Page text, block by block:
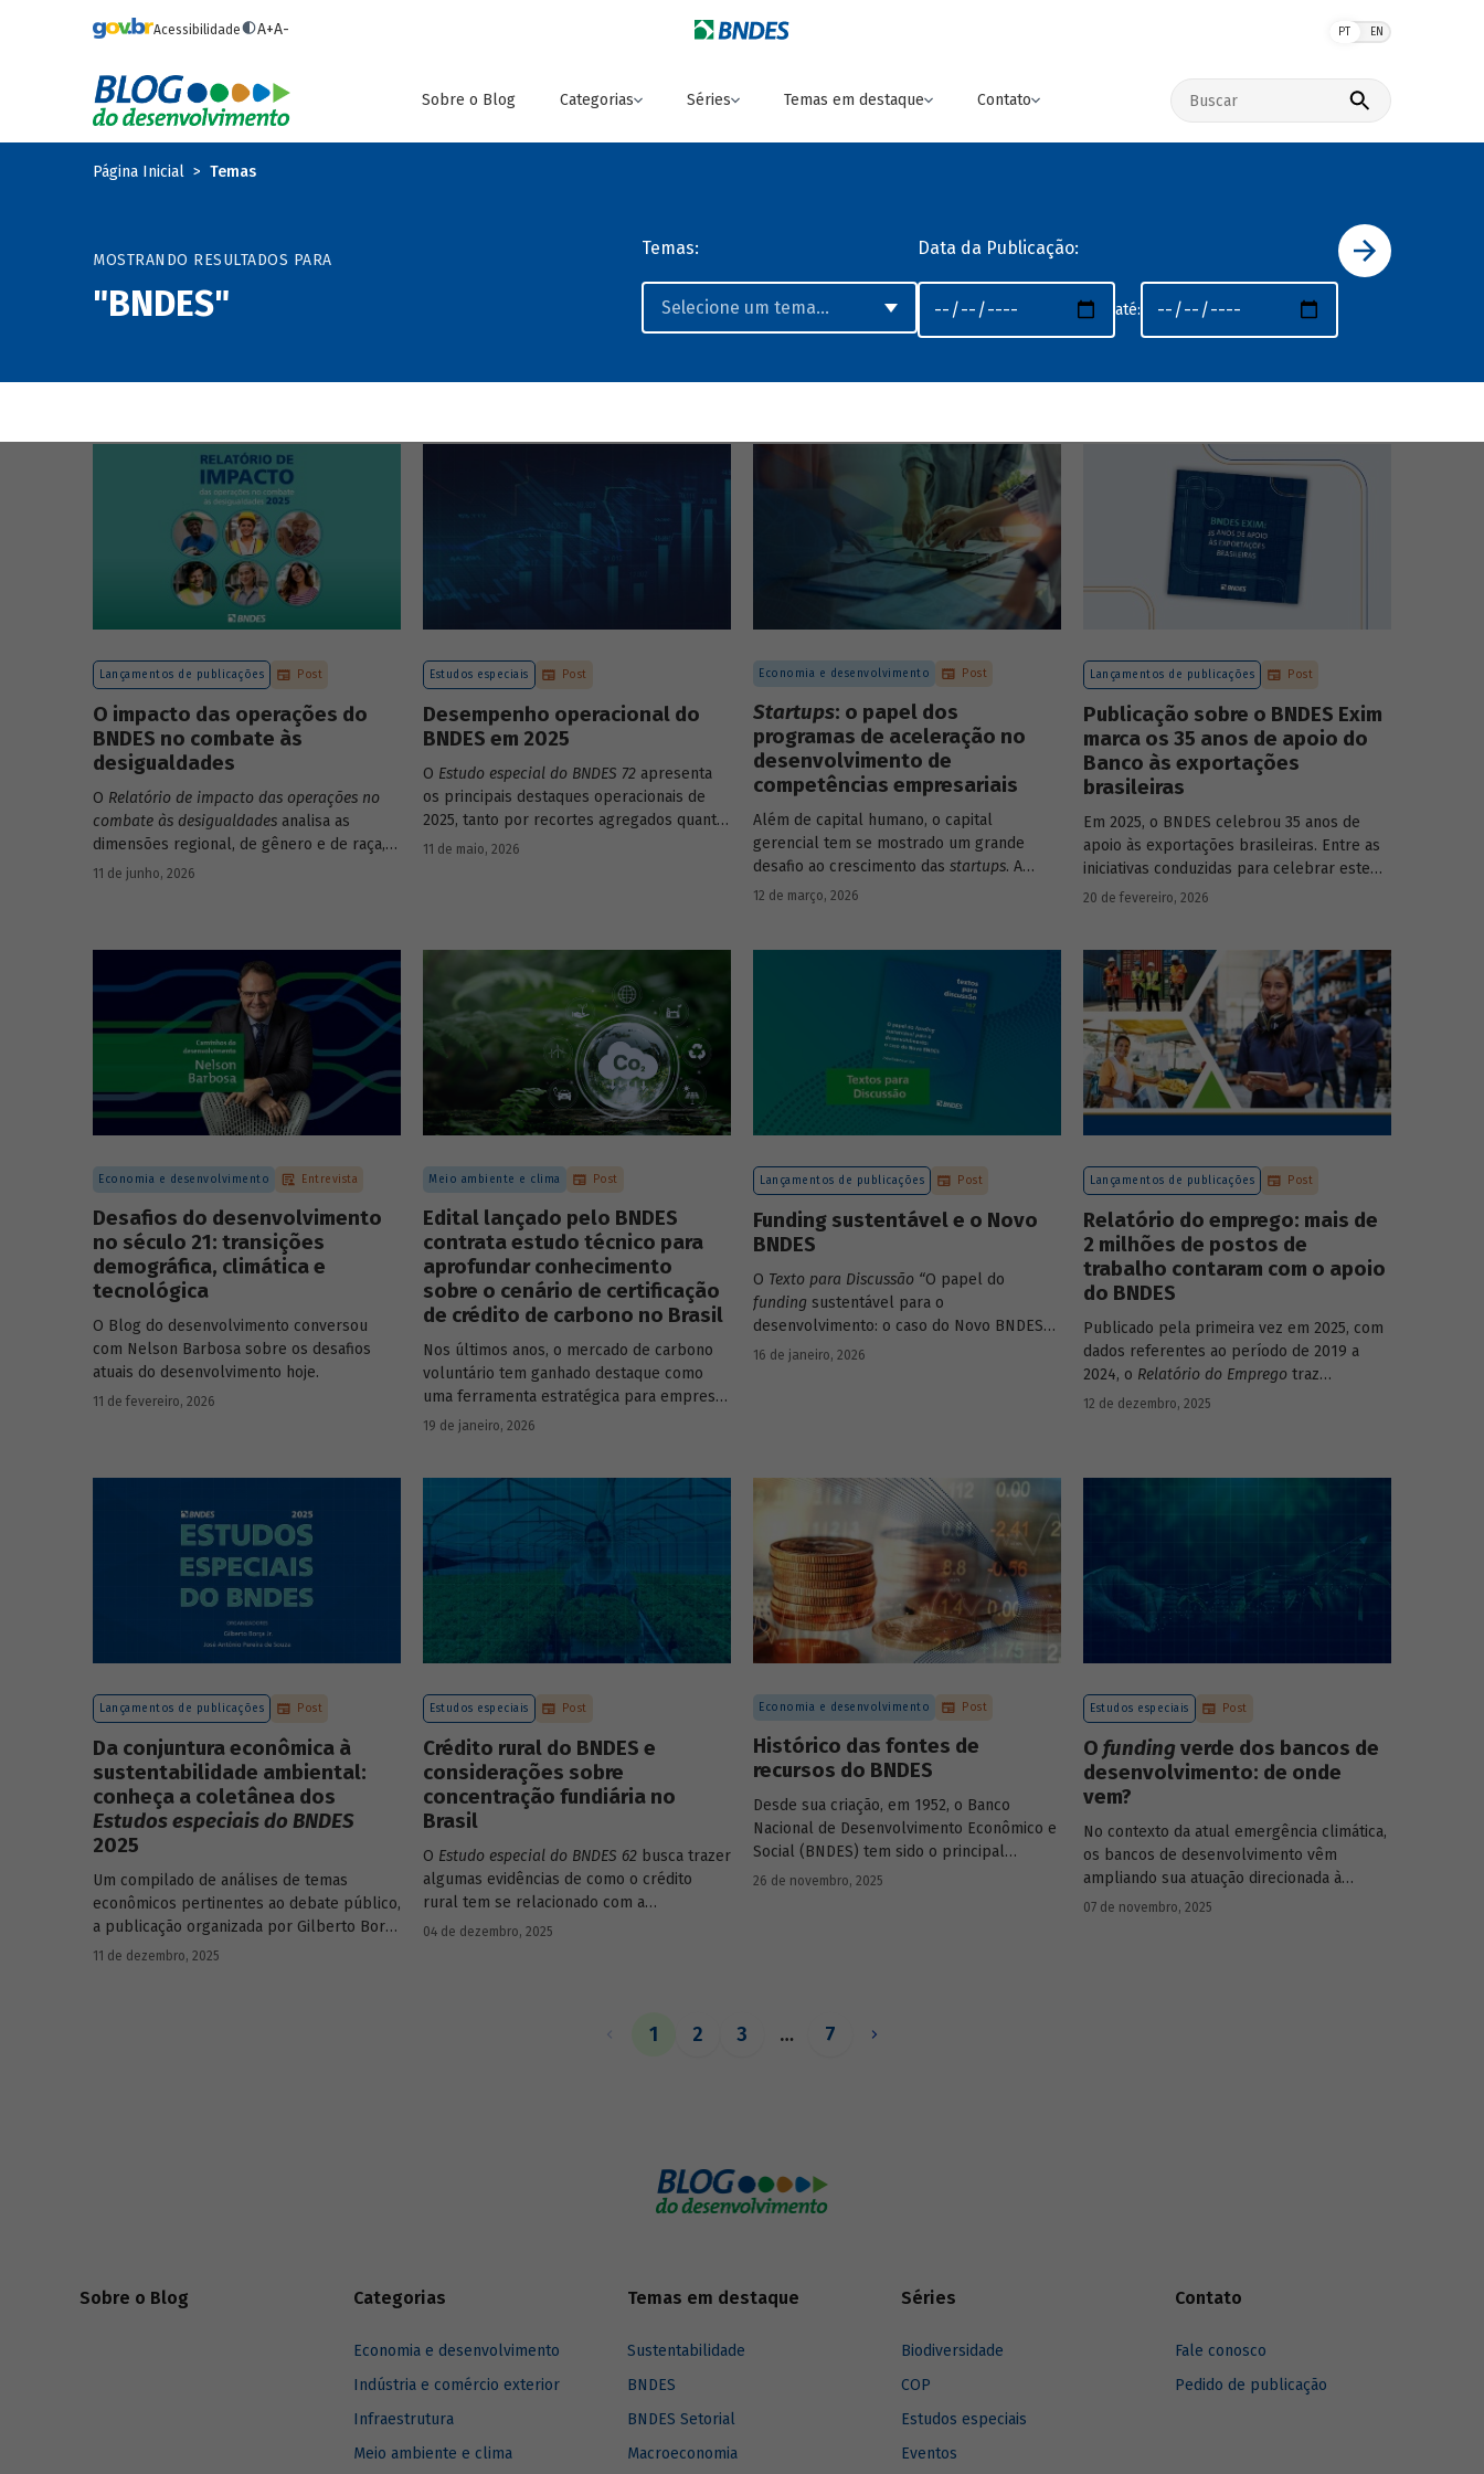
Acessibilidade A+A- PT EN
Sobre o Blog Categorias Séries Temas em destaque Contato
Buscar no site
Página Inicial Temas
MOSTRANDO RESULTADOS PARA
"BNDES"
Temas: Data da Publicação:
até:
Lançamentos de publicações Post
O impacto das operações do
BNDES no combate às
desigualdades
O Relatório de impacto das operações no
combate às desigualdades analisa as
dimensões regional, de gênero e de raça,
que contribuem para a elevada
11 de junho, 2026
Estudos especiais Post
Desempenho operacional do
BNDES em 2025
O Estudo especial do BNDES 72 apresenta
os principais destaques operacionais de
2025, tanto por recortes agregados quanto
em relação a atuações mais específicas do
11 de maio, 2026
Economia e desenvolvimento Post
Startups: o papel dos
programas de aceleração no
desenvolvimento de
competências empresariais
Além de capital humano, o capital
gerencial tem se mostrado um grande
desafio ao crescimento das startups. A
avaliação do BNDES Garagem demonstra
12 de março, 2026
Lançamentos de publicações Post
Publicação sobre o BNDES Exim
marca os 35 anos de apoio do
Banco às exportações
brasileiras
Em 2025, o BNDES celebrou 35 anos de
apoio às exportações brasileiras. Entre as
iniciativas conduzidas para celebrar este
marco, relevante tanto para a instituição
lançamento da publicação “BNDES Exim: 35
anos de apoio às exportações brasileiras”.
20 de fevereiro, 2026
Economia e desenvolvimento Entrevista
Desafios do desenvolvimento
no século 21: transições
demográfica, climática e
tecnológica
O Blog do desenvolvimento conversou
com Nelson Barbosa sobre os desafios
atuais do desenvolvimento hoje.
11 de fevereiro, 2026
Meio ambiente e clima Post
Edital lançado pelo BNDES
contrata estudo técnico para
aprofundar conhecimento
sobre o cenário de certificação
de crédito de carbono no Brasil
Nos últimos anos, o mercado de carbono
voluntário tem ganhado destaque como
uma ferramenta estratégica para empresas
que buscam reduzir sua pegada de
19 de janeiro, 2026
Lançamentos de publicações Post
Funding sustentável e o Novo
BNDES
O Texto para Discussão “O papel do
funding sustentável para o
desenvolvimento: o caso do Novo BNDES”
de autoria de João Emboava Vaz, analisa a
16 de janeiro, 2026
Lançamentos de publicações Post
Relatório do emprego: mais de
2 milhões de postos de
trabalho contaram com o apoio
do BNDES
Publicado pela primeira vez em 2025, com
dados referentes ao período de 2019 a
2024, o Relatório do Emprego traz
resultados relativos às contribuições da
12 de dezembro, 2025
Lançamentos de publicações Post
Da conjuntura econômica à
sustentabilidade ambiental:
conheça a coletânea dos
Estudos especiais do BNDES
2025
Um compilado de análises de temas
econômicos pertinentes ao debate público,
a publicação organizada por Gilberto Borça
e José Antônio Pereira de Souza,
11 de dezembro, 2025
Estudos especiais Post
Crédito rural do BNDES e
considerações sobre
concentração fundiária no
Brasil
O Estudo especial do BNDES 62 busca trazer
algumas evidências de como o crédito
rural tem se relacionado com a
concentração de terras no país e qual o
04 de dezembro, 2025
Economia e desenvolvimento Post
Histórico das fontes de
recursos do BNDES
Desde sua criação, em 1952, o Banco
Nacional de Desenvolvimento Econômico e
Social (BNDES) tem sido o principal
financiador do desenvolvimento brasileiro,
26 de novembro, 2025
Estudos especiais Post
O funding verde dos bancos de
desenvolvimento: de onde
vem?
No contexto da atual emergência climática,
os bancos de desenvolvimento vêm
ampliando sua atuação direcionada à
descarbonização e preservação ambiental
07 de novembro, 2025
1 2 3 … 7
Sobre o Blog Categorias
Economia e desenvolvimento
Indústria e comércio exterior
Infraestrutura
Meio ambiente e clima
Temas em destaque
Sustentabilidade
BNDES
BNDES Setorial
Macroeconomia
Séries
Biodiversidade
COP
Estudos especiais
Eventos
Contato
Fale conosco
Pedido de publicação